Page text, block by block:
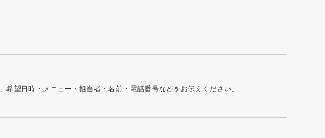
望日時・メニュー・担当者・名前・電話番号などをお伝えください。